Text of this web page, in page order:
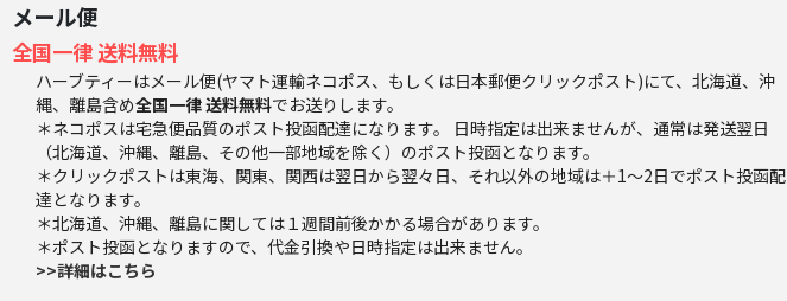
メール便
全国一律 送料無料
ハーブティーはメール便(ヤマト運輸ネコポス、もしくは日本郵便クリックポスト)にて、北海道、沖
縄、離島含め全国一律 送料無料でお送りします。
＊ネコポスは宅急便品質のポスト投函配達になります。 日時指定は出来ませんが、通常は発送翌日
（北海道、沖縄、離島、その他一部地域を除く）のポスト投函となります。
＊クリックポストは東海、関東、関西は翌日から翌々日、それ以外の地域は＋1～2日でポスト投函配
達となります。
＊北海道、沖縄、離島に関しては１週間前後かかる場合があります。
＊ポスト投函となりますので、代金引換や日時指定は出来ません。
>>詳細はこちら